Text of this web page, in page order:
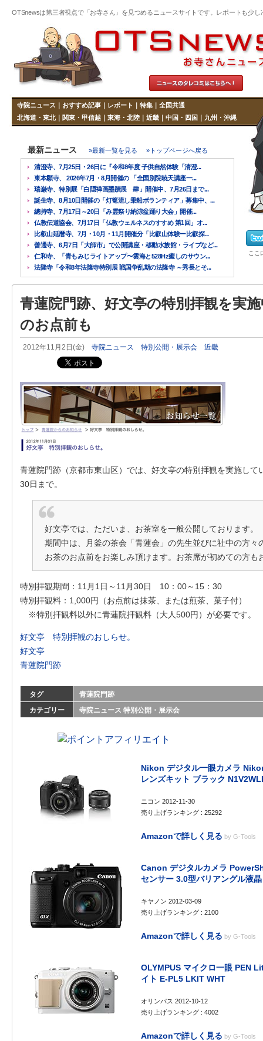
OTSnewsは第三者視点で「お寺さん」を見つめるニュースサイトです。レポートも少し
寺院ニュース ｜ おすすめ記事 ｜ レポート ｜ 特集 ｜ 全国共通
北海道・東北｜ 関東・甲信越 ｜ 東海・北陸 ｜ 近畿 ｜ 中国・四国 ｜ 九州・沖縄
最新ニュース »最新一覧を見る »トップページへ戻る
清澄寺、7月25日・26日に『令和8年度 子供自然体験「清澄...
東本願寺、 2026年7月・8月開催の 「全国別院暁天講座一...
瑞巌寺、特別展「白隠禅画墨蹟展 肆」開催中、7月26日まで...
誕生寺、8月10日開催の「灯篭流し乗船ボランティア」募集中、...
總持寺、7月17日～20日「み霊祭り納涼盆踊り大会」開催...
仏教伝道協会、7月17日「仏教ウェルネスのすすめ 第1回」オ...
比叡山延暦寺、7月・10月・11月開催分「比叡山体験ー比叡探...
善通寺、6月7日「大師市」で公開講座・移動水族館・ライブなど...
仁和寺、「青もみじライトアップ〜雲海と528Hz癒しのサウン...
法隆寺「令和8年法隆寺特別展 戦国争乱期の法隆寺 ～秀長とそ...
ここ
青蓮院門跡、好文亭の特別拝観を実
のお点前も
2012年11月2日(金) 寺院ニュース 特別公開・展示会 近畿
青蓮院門跡（京都市東山区）では、好文亭の特別拝観を実施して
30日まで。
好文亭では、ただいま、お茶室を一般公開しております。
期間中は、月釜の茶会「青蓮会」の先生並びに社中の方々
お茶のお点前をお楽しみ頂けます。お茶席が初めての方も
特別拝観期間：11月1日～11月30日 10：00～15：30
特別拝観料：1,000円（お点前は抹茶、または煎茶、菓子付）
※特別拝観料以外に青蓮院拝観料（大人500円）が必要です。
好文亭 特別拝観のおしらせ。
好文亭
青蓮院門跡
タグ
青蓮院門跡
カテゴリー
寺院ニュース 特別公開・展示会
Nikon デジタル一眼カメラ
レンズキット ブラック
ニコン 2012-11-30
売り上げランキング : 25292
Amazonで詳しく見る by G-Tools
Canon デジタルカメラ
センサー 3.0型バリアングル液
キヤノン 2012-03-09
売り上げランキング : 2100
Amazonで詳しく見る by G-Tools
OLYMPUS マイクロ一眼 PEN
イト E-PL5 LKIT WHT
オリンパス 2012-10-12
売り上げランキング : 4002
Amazonで詳しく見る by G-Tools